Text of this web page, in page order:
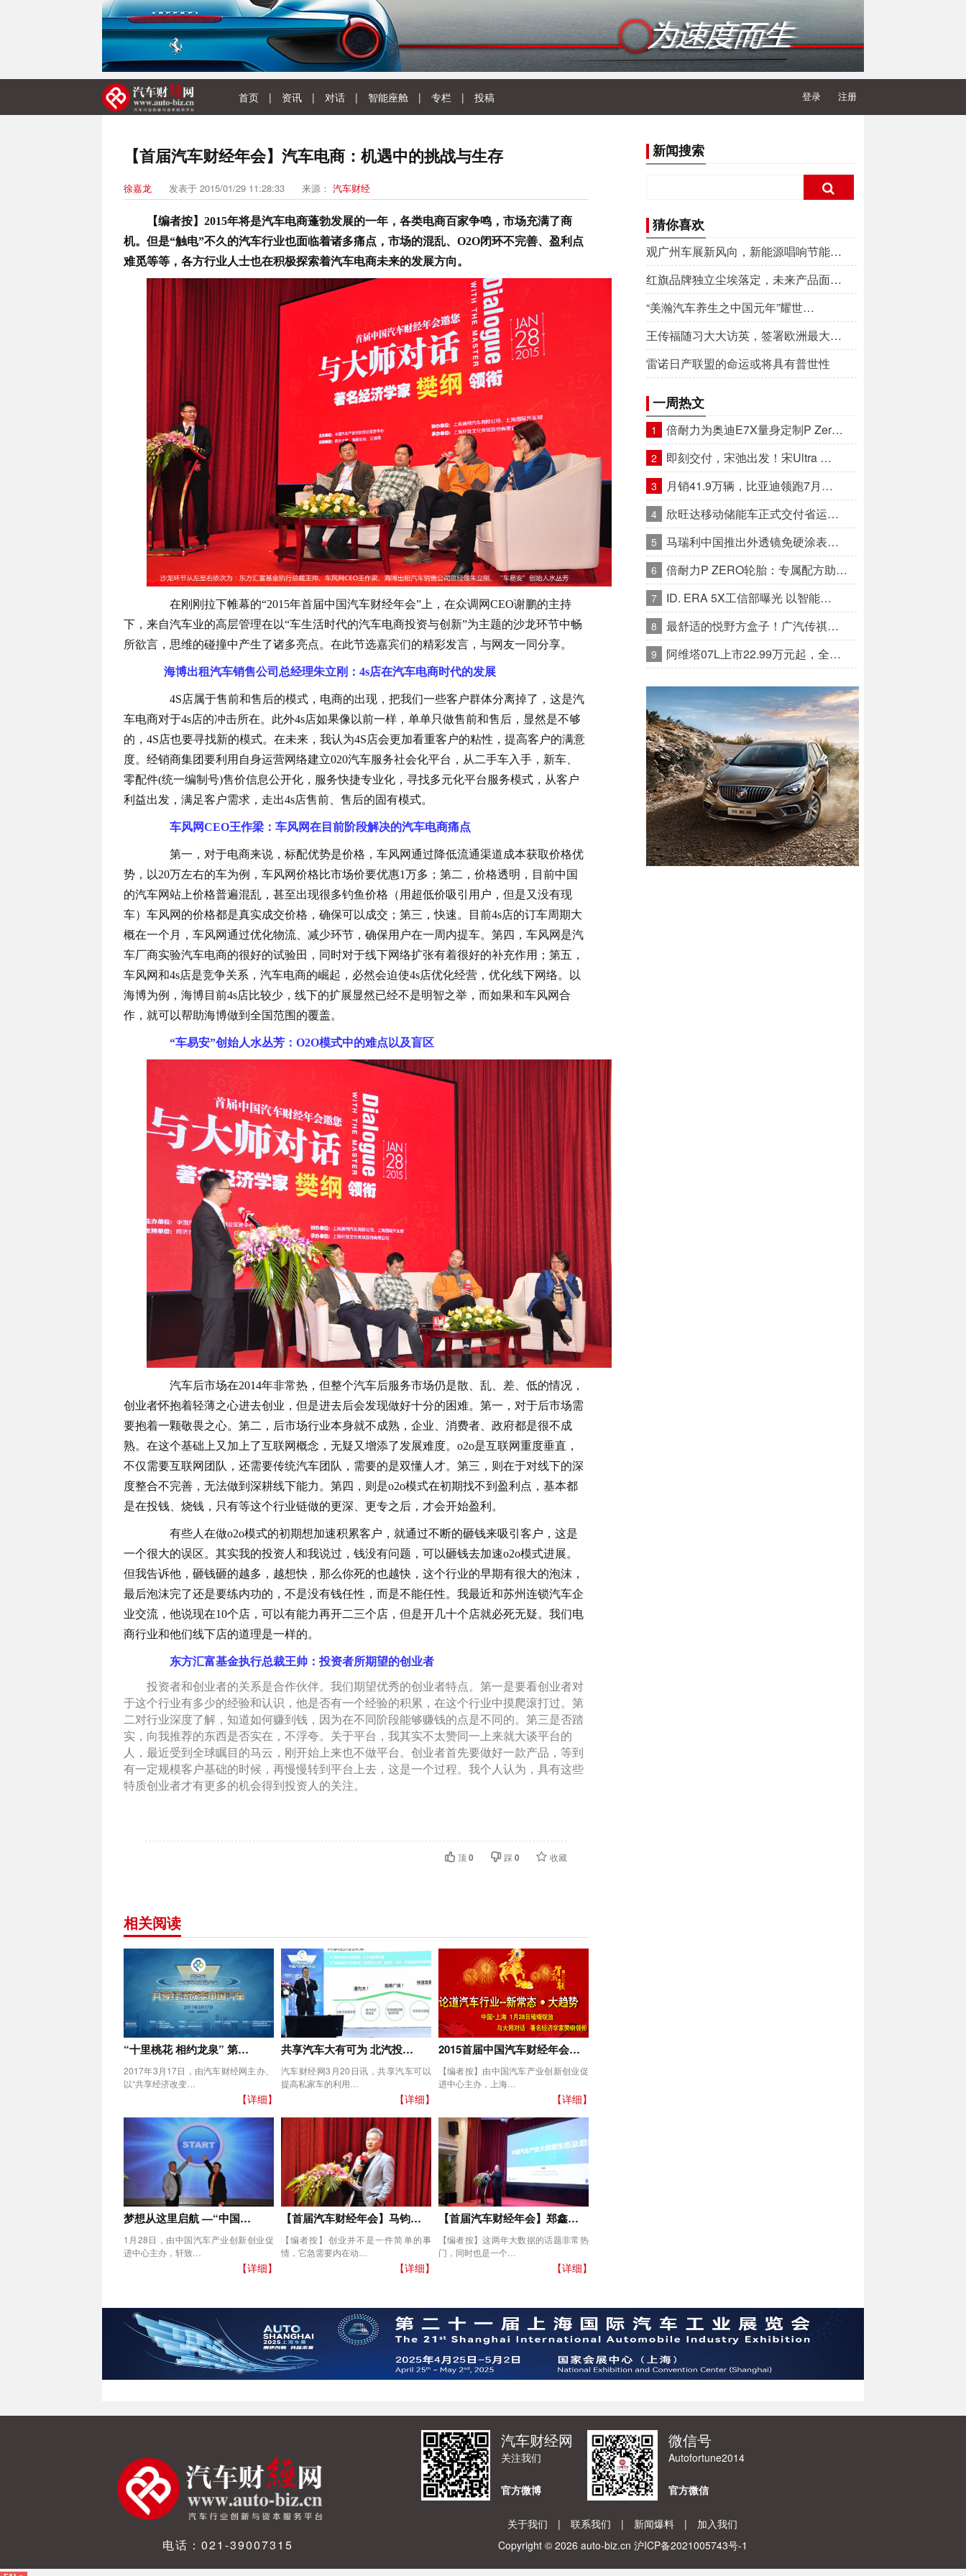
首页 | 资讯 | 对话 | 智能座舱 | 专栏 | 投稿 登录 注册
【首届汽车财经年会】汽车电商：机遇中的挑战与生存
徐嘉龙 发表于 2015/01/29 11:28:33 来源： 汽车财经
【编者按】2015年将是汽车电商蓬勃发展的一年，各类电商百家争鸣，市场充满了商
机。但是“触电”不久的汽车行业也面临着诸多痛点，市场的混乱、O2O闭环不完善、盈利点
难觅等等，各方行业人士也在积极探索着汽车电商未来的发展方向。
在刚刚拉下帷幕的“2015年首届中国汽车财经年会”上，在众调网CEO谢鹏的主持
下，来自汽车业的高层管理在以“车生活时代的汽车电商投资与创新”为主题的沙龙环节中畅
所欲言，思维的碰撞中产生了诸多亮点。在此节选嘉宾们的精彩发言，与网友一同分享。
海博出租汽车销售公司总经理朱立刚：4s店在汽车电商时代的发展
4S店属于售前和售后的模式，电商的出现，把我们一些客户群体分离掉了，这是汽
车电商对于4s店的冲击所在。此外4s店如果像以前一样，单单只做售前和售后，显然是不够
的，4S店也要寻找新的模式。在未来，我认为4S店会更加看重客户的粘性，提高客户的满意
度。 经销商集团要利用自身运营网络建立020汽车服务社会化平台，从二手车入手，新车、
零配件(统一编制号)售价信息公开化，服务快捷专业化，寻找多元化平台服务模式，从客户
利益出发，满足客户需求，走出4s店售前、售后的固有模式。
车风网CEO王作梁：车风网在目前阶段解决的汽车电商痛点
第一，对于电商来说，标配优势是价格，车风网通过降低流通渠道成本获取价格优
势，以20万左右的车为例，车风网价格比市场价要优惠1万多；第二，价格透明，目前中国
的汽车网站上价格普遍混乱，甚至出现很多钓鱼价格（用超低价吸引用户，但是又没有现
车）车风网的价格都是真实成交价格，确保可以成交；第三，快速。目前4s店的订车周期大
概在一个月，车风网通过优化物流、减少环节，确保用户在一周内提车。第四，车风网是汽
车厂商实验汽车电商的很好的试验田，同时对于线下网络扩张有着很好的补充作用；第五，
车风网和4s店是竞争关系，汽车电商的崛起，必然会迫使4s店优化经营，优化线下网络。以
海博为例，海博目前4s店比较少，线下的扩展显然已经不是明智之举，而如果和车风网合
作，就可以帮助海博做到全国范围的覆盖。
“车易安”创始人水丛芳：O2O模式中的难点以及盲区
汽车后市场在2014年非常热，但整个汽车后服务市场仍是散、乱、差、低的情况，
创业者怀抱着轻薄之心进去创业，但是进去后会发现做好十分的困难。第一，对于后市场需
要抱着一颗敬畏之心。第二，后市场行业本身就不成熟，企业、消费者、政府都是很不成
熟。在这个基础上又加上了互联网概念，无疑又增添了发展难度。o2o是互联网重度垂直，
不仅需要互联网团队，还需要传统汽车团队，需要的是双懂人才。第三，则在于对线下的深
度整合不完善，无法做到深耕线下能力。第四，则是o2o模式在初期找不到盈利点，基本都
是在投钱、烧钱，只有等这个行业链做的更深、更专之后，才会开始盈利。
有些人在做o2o模式的初期想加速积累客户，就通过不断的砸钱来吸引客户，这是
一个很大的误区。其实我的投资人和我说过，钱没有问题，可以砸钱去加速o2o模式进展。
但我告诉他，砸钱砸的越多，越想快，那么你死的也越快，这个行业的早期有很大的泡沫，
最后泡沫完了还是要练内功的，不是没有钱任性，而是不能任性。我最近和苏州连锁汽车企
业交流，他说现在10个店，可以有能力再开二三个店，但是开几十个店就必死无疑。我们电
商行业和他们线下店的道理是一样的。
东方汇富基金执行总裁王帅：投资者所期望的创业者
投资者和创业者的关系是合作伙伴。我们期望优秀的创业者特点。第一是要看创业者对
于这个行业有多少的经验和认识，他是否有一个经验的积累，在这个行业中摸爬滚打过。第
二对行业深度了解，知道如何赚到钱，因为在不同阶段能够赚钱的点是不同的。第三是否踏
实，向我推荐的东西是否实在，不浮夸。关于平台，我其实不太赞同一上来就大谈平台的
人，最近受到全球瞩目的马云，刚开始上来也不做平台。创业者首先要做好一款产品，等到
有一定规模客户基础的时候，再慢慢转到平台上去，这是一个过程。我个人认为，具有这些
特质创业者才有更多的机会得到投资人的关注。
顶 0 踩0 收藏
相关阅读
“十里桃花 相约龙泉” 第…
2017年3月17日，由汽车财经网主办、
以“共享经济改变…
【详细】
共享汽车大有可为 北汽投…
汽车财经网3月20日讯，共享汽车可以
提高私家车的利用…
【详细】
2015首届中国汽车财经年会…
【编者按】由中国汽车产业创新创业促
进中心主办，上海…
【详细】
梦想从这里启航 —“中国…
1月28日，由中国汽车产业创新创业促
进中心主办，轩致…
【详细】
【首届汽车财经年会】马钧…
【编者按】创业并不是一件简单的事
情，它急需要内在动…
【详细】
【首届汽车财经年会】郑鑫…
【编者按】这两年大数据的话题非常热
门，同时也是一个…
【详细】
新闻搜索
猜你喜欢
观广州车展新风向，新能源唱响节能…
红旗品牌独立尘埃落定，未来产品面…
“美瀚汽车养生之中国元年”耀世…
王传福随习大大访英，签署欧洲最大…
雷诺日产联盟的命运或将具有普世性
一周热文
1 倍耐力为奥迪E7X量身定制P Zer…
2 即刻交付，宋弛出发！宋Ultra …
3 月销41.9万辆，比亚迪领跑7月…
4 欣旺达移动储能车正式交付省运…
5 马瑞利中国推出外透镜免硬涂表…
6 倍耐力P ZERO轮胎：专属配方助…
7 ID. ERA 5X工信部曝光 以智能…
8 最舒适的悦野方盒子！广汽传祺…
9 阿维塔07L上市22.99万元起，全…
电话：021-39007315
汽车财经网
关注我们
官方微博
微信号
Autofortune2014
官方微信
关于我们 | 联系我们 | 新闻爆料 |
加入我们
Copyright © 2026 auto-biz.cn 沪ICP备2021005743号-1